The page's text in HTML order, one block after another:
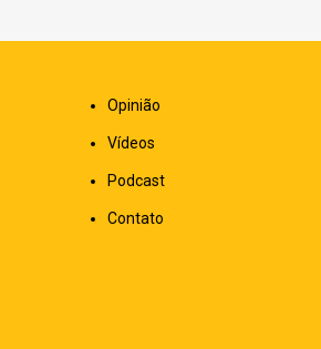
Opinião
Vídeos
Podcast
Contato